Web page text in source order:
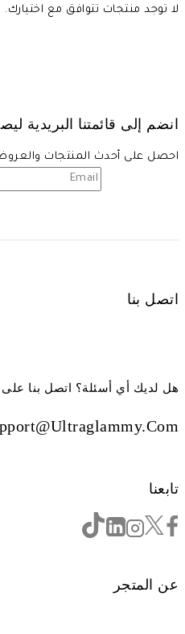
لا توجد منتجات تتوافق مع اختيارك.
انضم إلى قائمتنا البريدية
احصل على أحدث المنتجات
اتصل بنا
هل لديك أي أسئلة؟ اتصل بنا على
تابعنا
عن المتجر